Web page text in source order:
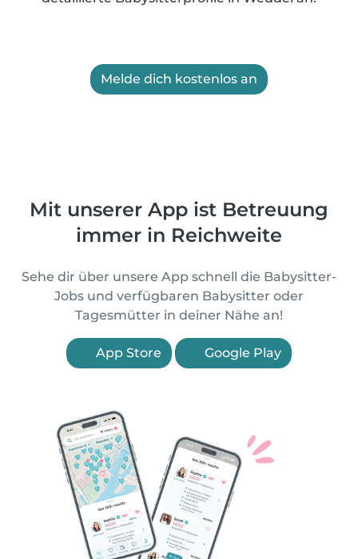
Melde dich kostenlos an
Mit unserer App ist Betreuung
immer in Reichweite
Sehe dir über unsere App schnell die Babysitter-
Jobs und verfügbaren Babysitter oder
Tagesmütter in deiner Nähe an!
App Store Google Play